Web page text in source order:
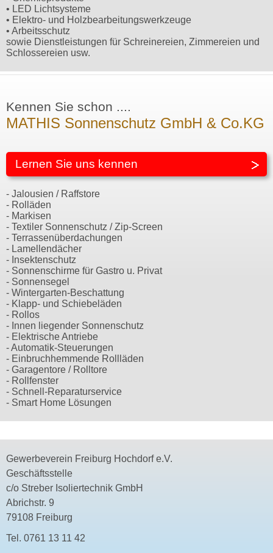
• LED Lichtsysteme
• Elektro- und Holzbearbeitungswerkzeuge
• Arbeitsschutz
sowie Dienstleistungen für Schreinereien, Zimmereien und
Schlossereien usw.
Kennen Sie schon ....
MATHIS Sonnenschutz GmbH & Co.KG
Lernen Sie uns kennen
- Jalousien / Raffstore
- Rolläden
- Markisen
- Textiler Sonnenschutz / Zip-Screen
- Terrassenüberdachungen
- Lamellendächer
- Insektenschutz
- Sonnenschirme für Gastro u. Privat
- Sonnensegel
- Wintergarten-Beschattung
- Klapp- und Schiebeläden
- Rollos
- Innen liegender Sonnenschutz
- Elektrische Antriebe
- Automatik-Steuerungen
- Einbruchhemmende Rollläden
- Garagentore / Rolltore
- Rollfenster
- Schnell-Reparaturservice
- Smart Home Lösungen
Gewerbeverein Freiburg Hochdorf e.V.
Geschäftsstelle
c/o Streber Isoliertechnik GmbH
Abrichstr. 9
79108 Freiburg
Tel. 0761 13 11 42